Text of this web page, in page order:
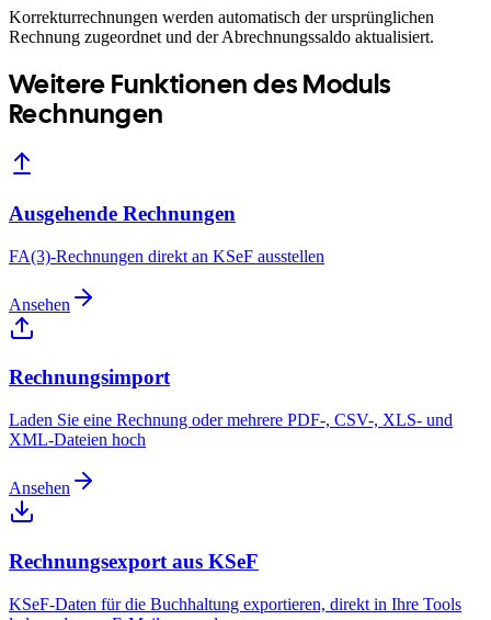
Korrekturrechnungen werden automatisch der ursprünglichen
Rechnung zugeordnet und der Abrechnungssaldo aktualisiert.
Weitere Funktionen des Moduls
Rechnungen
Ausgehende Rechnungen
FA(3)-Rechnungen direkt an KSeF ausstellen
Ansehen
Rechnungsimport
Laden Sie eine Rechnung oder mehrere PDF-, CSV-, XLS- und
XML-Dateien hoch
Ansehen
Rechnungsexport aus KSeF
KSeF-Daten für die Buchhaltung exportieren, direkt in Ihre Tools